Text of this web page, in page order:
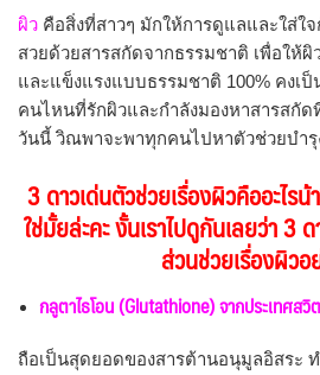
ผิว คือสิ่งที่สาวๆ มักให้การดูแลและใส่ใ
สวยด้วยสารสกัดจากธรรมชาติ เพื่อให้ผิ
และแข็งแรงแบบธรรมชาติ 100% คงเ
คนไหนที่รักผิวและกำลังมองหาสารสกั
วันนี้ วิณพาจะพาทุกคนไปหาตัวช่วยบำรุ
3 ดาวเด่นตัวช่วยเรื่องผิวคืออะไร
ใช่มั้ยล่ะคะ งั้นเราไปดูกันเลยว่า 3
ส่วนช่วยเรื่องผิวอ
กลูตาไธโอน (Glutathione) จากประเทศสวิ
ถือเป็นสุดยอดของสารต้านอนุมูลอิสระ